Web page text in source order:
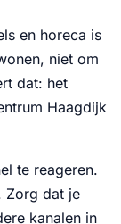
en horeca is
niet om
dat: het
Haagdijk
te reageren.
Zorg dat je
kanalen in